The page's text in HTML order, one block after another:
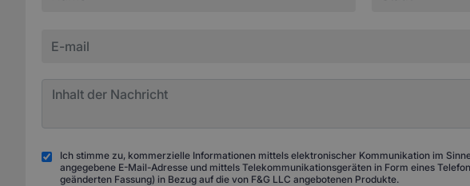
Ich stimme zu, kommerzielle Informationen mittels elektronischer Kommunikation im
angegebene E-Mail-Adresse und mittels Telekommunikationsgeräten in Form eines
geänderten Fassung) in Bezug auf die von F&G LLC angebotenen Produkte.